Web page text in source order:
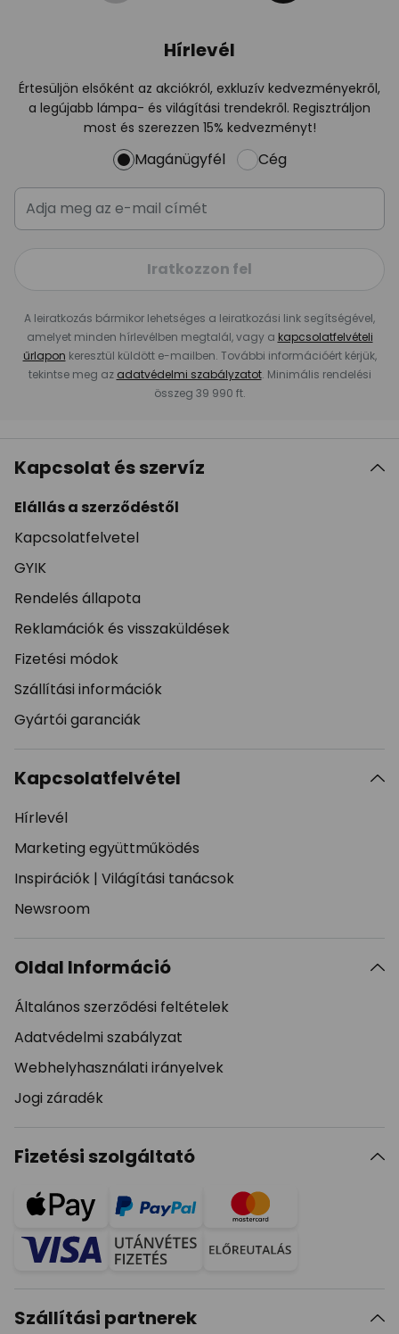
Hírlevél
Értesüljön elsőként az akciókról, exkluzív kedvezményekről,
a legújabb lámpa- és világítási trendekről. Regisztráljon
most és szerezzen 15% kedvezményt!
Magánügyfél Cég
Iratkozzon fel
A leiratkozás bármikor lehetséges a leiratkozási link segítségével,
amelyet minden hírlevélben megtalál, vagy a kapcsolatfelvételi
űrlapon keresztül küldött e-mailben. További információért kérjük,
tekintse meg az adatvédelmi szabályzatot. Minimális rendelési
összeg 39 990 ft.
Kapcsolat és szervíz
Elállás a szerződéstől
Kapcsolatfelvetel
GYIK
Rendelés állapota
Reklamációk és visszaküldések
Fizetési módok
Szállítási információk
Gyártói garanciák
Kapcsolatfelvétel
Hírlevél
Marketing együttműködés
Inspirációk | Világítási tanácsok
Newsroom
Oldal Információ
Általános szerződési feltételek
Adatvédelmi szabályzat
Webhelyhasználati irányelvek
Jogi záradék
Fizetési szolgáltató
Szállítási partnerek